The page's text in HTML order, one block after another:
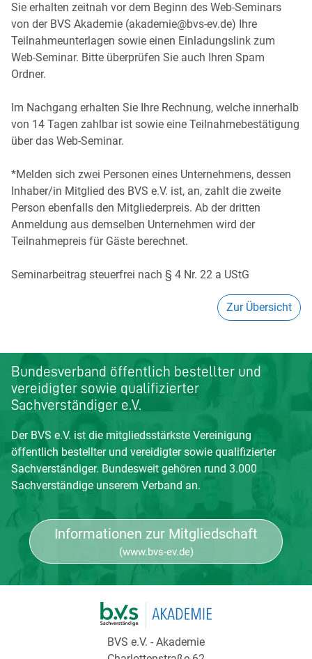
Sie erhalten zeitnah vor dem Beginn des Web-Seminars
von der BVS Akademie (akademie​@bvs-ev.de) Ihre
Teilnahmeunterlagen sowie einen Einladungslink zum
Web-Seminar. Bitte überprüfen Sie auch Ihren Spam
Ordner.
Im Nachgang erhalten Sie Ihre Rechnung, welche innerhalb
von 14 Tagen zahlbar ist sowie eine Teilnahmebestätigung
über das Web-Seminar.
*Melden sich zwei Personen eines Unternehmens, dessen
Inhaber/in Mitglied des BVS e.V. ist, an, zahlt die zweite
Person ebenfalls den Mitgliederpreis. Ab der dritten
Anmeldung aus demselben Unternehmen wird der
Teilnahmepreis für Gäste berechnet.
Seminarbeitrag steuerfrei nach § 4 Nr. 22 a UStG
Zur Übersicht
Bundesverband öffentlich bestellter und
vereidigter sowie qualifizierter
Sachverständiger e.V.
Der BVS e.V. ist die mitgliedsstärkste Vereinigung
öffentlich bestellter und vereidigter sowie qualifizierter
Sachverständiger. Bundesweit gehören rund 3.000
Sachverständige unserem Verband an.
Informationen zur Mitgliedschaft
(www.bvs-ev.de)
BVS e.V. - Akademie